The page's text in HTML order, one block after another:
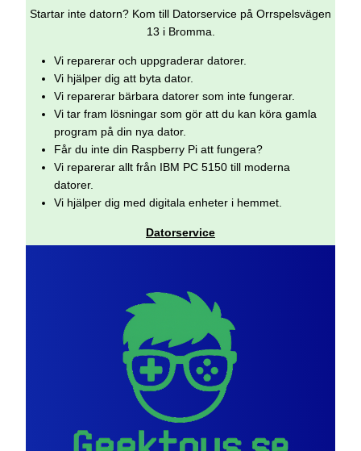
Startar inte datorn? Kom till Datorservice på Orrspelsvägen
13 i Bromma.
Vi reparerar och uppgraderar datorer.
Vi hjälper dig att byta dator.
Vi reparerar bärbara datorer som inte fungerar.
Vi tar fram lösningar som gör att du kan köra gamla
program på din nya dator.
Får du inte din Raspberry Pi att fungera?
Vi reparerar allt från IBM PC 5150 till moderna
datorer.
Vi hjälper dig med digitala enheter i hemmet.
Datorservice